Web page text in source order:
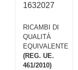
1632027
RICAMBI DI
QUALITÀ
EQUIVALENTE
(REG. UE.
461/2010)